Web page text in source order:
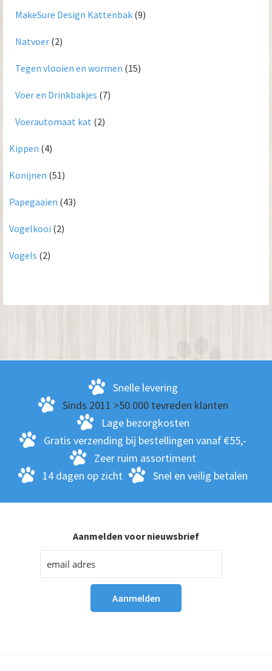
MakeSure Design Kattenbak (9)
Natvoer (2)
Tegen vlooien en wormen (15)
Voer en Drinkbakjes (7)
Voerautomaat kat (2)
Kippen (4)
Konijnen (51)
Papegaaien (43)
Vogelkooi (2)
Vogels (2)
Snelle levering
Sinds 2011 >50.000 tevreden klanten
Lage bezorgkosten
Gratis verzending bij bestellingen vanaf €55,-
Zeer ruim assortiment
14 dagen op zicht
Snel en veilig betalen
Aanmelden voor nieuwsbrief